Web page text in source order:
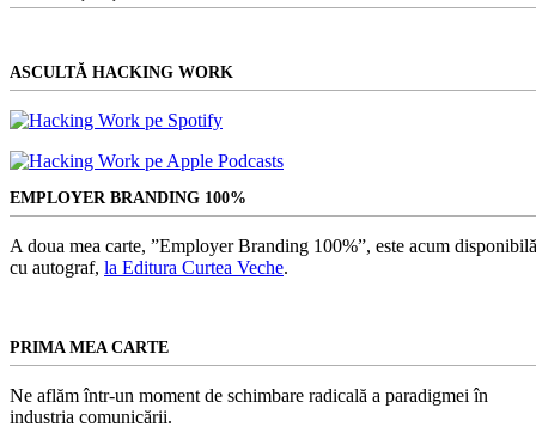
ASCULTĂ HACKING WORK
EMPLOYER BRANDING 100%
A doua mea carte, ”Employer Branding 100%”, este acum
cu autograf, la Editura Curtea Veche.
PRIMA MEA CARTE
Ne aflăm într-un moment de schimbare radicală a paradigmei în
industria comunicării.